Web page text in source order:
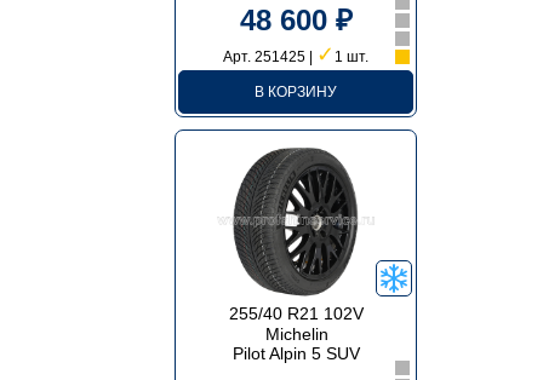
48 600 ₽
Арт. 251425 | ✓ 1 шт.
В КОРЗИНУ
255/40 R21 102V
Michelin
Pilot Alpin 5 SUV